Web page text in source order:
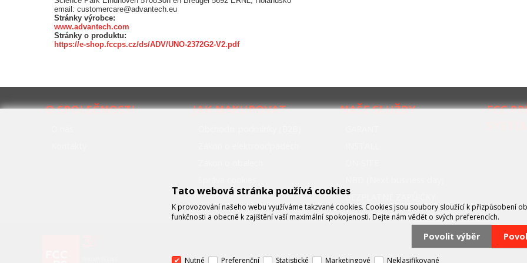
email: customercare@advantech.eu
Stránky výrobce:
www.advantech.com
Stránky o produktu:
https://e-shop.fccps.cz/ds/ADV/UNO-2372G2-V2.pdf
O SPOLEČNOSTI JAK NAKUPOVAT NAŠE SLUŽBY
BEZPLATNÉ ZÁPŮJČKY
FCC
Tato webová stránka používá cookies
K provozování našeho webu využíváme takzvané cookies. Cookies jsou soubory sloužící k přizpůsobení
funkčnosti a obecně k zajištění vaší maximální spokojenosti. Dejte nám vědět o svých preferencích.
Povolit výběr
Nutné Preferenční Statistické Marketingové Neklasifikované